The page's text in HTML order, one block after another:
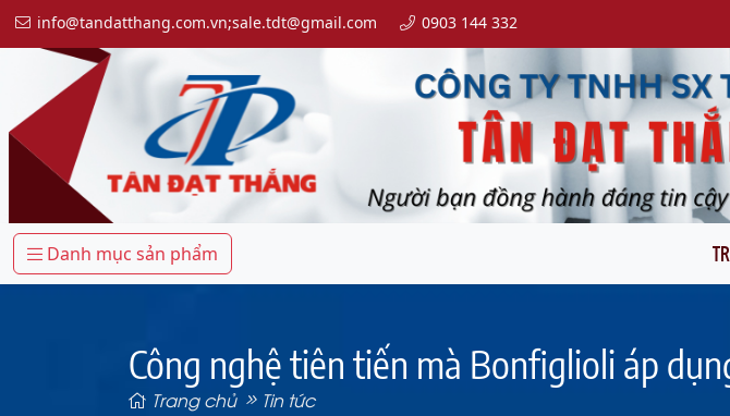
info@tandatthang.com.vn;sale.tdt@gmail.com 0903 144 332
Danh mục sản phẩm
Công nghệ tiên tiến mà Bonfiglioli áp
Trang chủ Tin tức